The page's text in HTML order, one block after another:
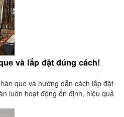
và lắp đặt đúng cách!
que và hướng dẫn cách lắp đặt
luôn hoạt động ổn định, hiệu quả